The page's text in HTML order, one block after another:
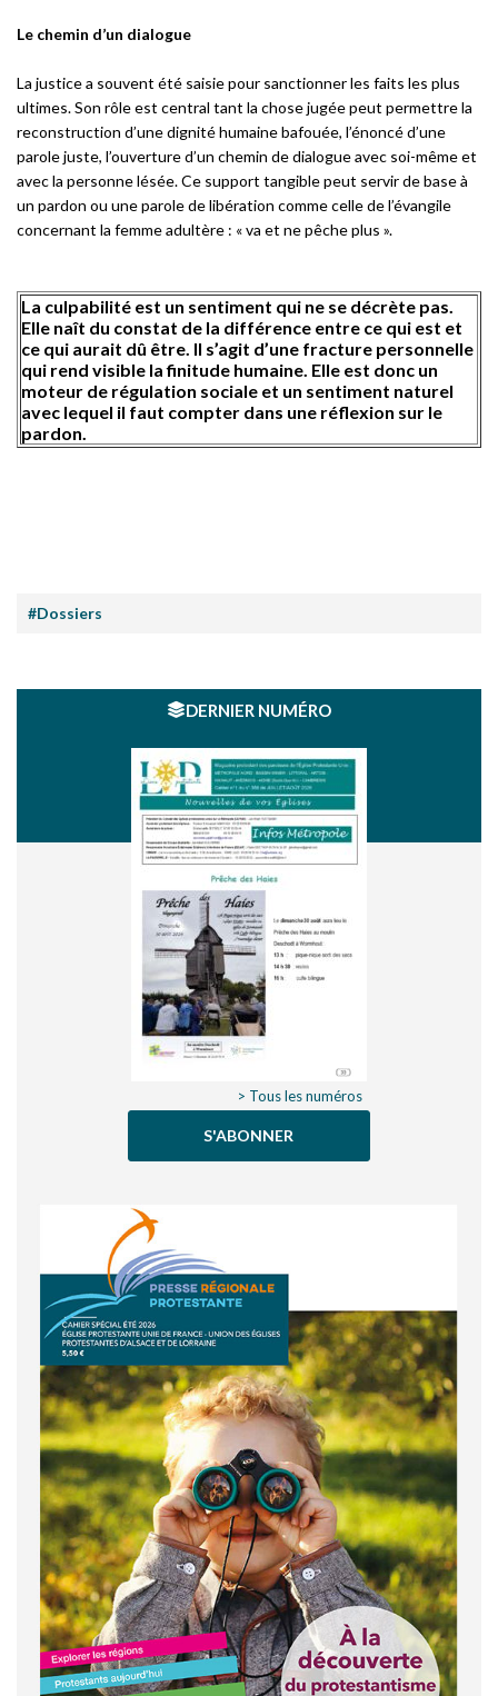
Le chemin d’un dialogue
La justice a souvent été saisie pour sanctionner les faits les plus
ultimes. Son rôle est central tant la chose jugée peut permettre la
reconstruction d’une dignité humaine bafouée, l’énoncé d’une
parole juste, l’ouverture d’un chemin de dialogue avec soi-même et
avec la personne lésée. Ce support tangible peut servir de base à
un pardon ou une parole de libération comme celle de l’évangile
concernant la femme adultère : « va et ne pêche plus ».
La culpabilité est un sentiment qui ne se décrète pas.
Elle naît du constat de la différence entre ce qui est et
ce qui aurait dû être. Il s’agit d’une fracture personnelle
qui rend visible la finitude humaine. Elle est donc un
moteur de régulation sociale et un sentiment naturel
avec lequel il faut compter dans une réflexion sur le
pardon.
#Dossiers
DERNIER NUMÉRO
> Tous les numéros
S'ABONNER